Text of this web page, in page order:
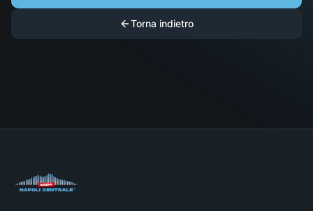
Torna indietro